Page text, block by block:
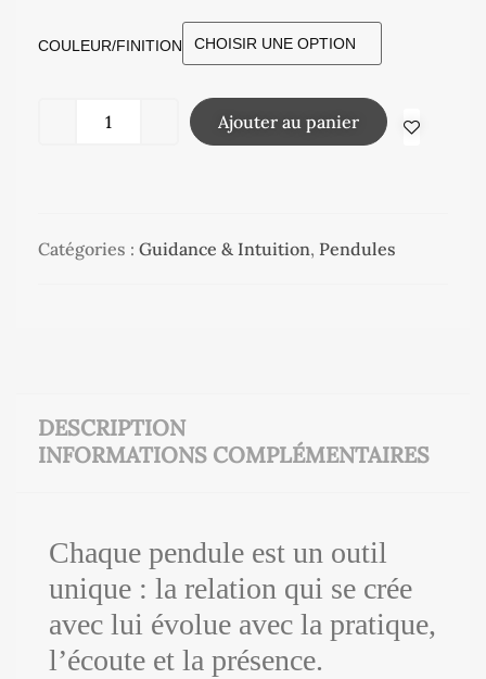
COULEUR/FINITION
Ajouter au panier
Catégories : Guidance & Intuition, Pendules
DESCRIPTION
INFORMATIONS COMPLÉMENTAIRES
Chaque pendule est un outil
unique : la relation qui se crée
avec lui évolue avec la pratique,
l’écoute et la présence.